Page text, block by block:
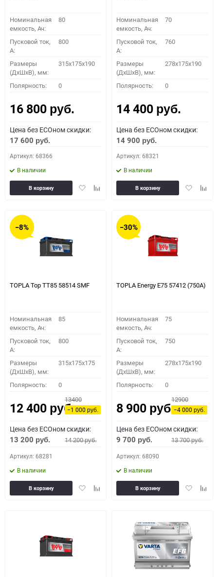
ПОДОБРАТЬ
Как определить полярность?
0 - обратная 1 - прямая 3 - обратная 4 - прямая
Номинальная
емкость, Ач:
80
Пусковой ток,
A:
800
Размеры
(ДхШхВ), мм:
315x175x190
Полярность: 0
16 800 руб.
Цена без ECOном скидки:
17 600 руб.
Артикул: 68366
В наличии
ДобавитьДобавить
В корзину
Номинальная
емкость, Ач:
70
Пусковой ток,
A:
760
Размеры
(ДхШхВ), мм:
278x175x190
Полярность: 0
14 400 руб.
Цена без ECOном скидки:
14 900 руб.
Артикул: 68321
В наличии
Добавить
В корзину
−8%
TOPLA Top TT85 58514 SMF
Номинальная
емкость, Ач:
85
Пусковой ток,
A:
800
Размеры
(ДхШхВ), мм:
315x175x175
Полярность: 0
12 400 руб.
13400
−1 000руб.
Цена без ECOном скидки:
13 200 руб. 14 200руб.
Артикул: 68281
В наличии
ДобавитьДобавить
В корзину
−30%
TOPLA Energy E75 57412 (750A)
Номинальная
емкость, Ач:
75
Пусковой ток,
A:
750
Размеры
(ДхШхВ), мм:
278x175x190
Полярность: 0
8 900 руб.
12900
−4 000руб.
Цена без ECOном скидки:
9 700 руб. 13 700руб.
Артикул: 68090
В наличии
Добавить
В корзину